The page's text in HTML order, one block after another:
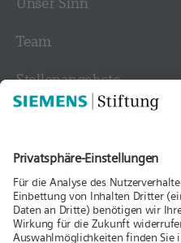
Team
Stellen­angebote
Medien
Aktuelles